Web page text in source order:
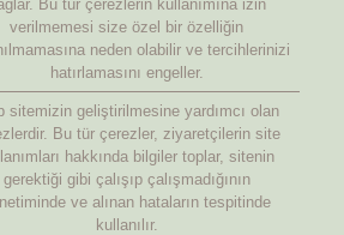
Bu tür çerezlerin kullanımına izin
verilmemesi size özel bir özelliğin
neden olabilir ve tercihlerinizi
hatırlamasını engeller.
sitemizin geliştirilmesine yardımcı olan
Bu tür çerezler, ziyaretçilerin site
hakkında bilgiler toplar, sitenin
gerektiği gibi çalışıp çalışmadığının
ve alınan hataların tespitinde
kullanılır.